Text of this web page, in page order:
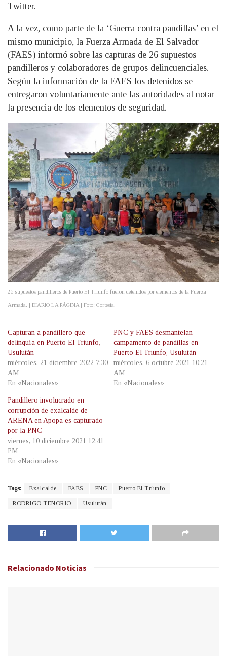
Twitter.
A la vez, como parte de la ‘Guerra contra pandillas’ en el
mismo municipio, la Fuerza Armada de El Salvador
(FAES) informó sobre las capturas de 26 supuestos
pandilleros y colaboradores de grupos delincuenciales.
Según la información de la FAES los detenidos se
entregaron voluntariamente ante las autoridades al notar
la presencia de los elementos de seguridad.
26 supuestos pandilleros de Puerto El Triunfo fueron detenidos por elementos de la Fuerza
Armada. | DIARIO LA PÁGINA | Foto: Cortesía.
Capturan a pandillero que
delinquía en Puerto El Triunfo,
Usulután
miércoles, 21 diciembre 2022 7:30
AM
En «Nacionales»
PNC y FAES desmantelan
campamento de pandillas en
Puerto El Triunfo, Usulután
miércoles, 6 octubre 2021 10:21
AM
En «Nacionales»
Pandillero involucrado en
corrupción de exalcalde de
ARENA en Apopa es capturado
por la PNC
viernes, 10 diciembre 2021 12:41
PM
En «Nacionales»
Tags: Exalcalde FAES PNC Puerto El Triunfo
RODRIGO TENORIO Usulután
Relacionado Noticias